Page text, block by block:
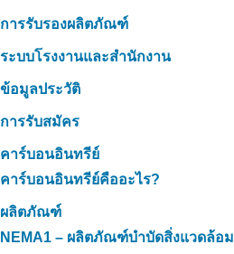
การรับรองผลิตภัณฑ์
ระบบโรงงานและสำนักงาน
ข้อมูลประวัติ
การรับสมัคร
คาร์บอนอินทรีย์
คาร์บอนอินทรีย์คืออะไร?
ผลิตภัณฑ์
NEMA1 – ผลิตภัณฑ์บำบัดสิ่งแวดล้อม